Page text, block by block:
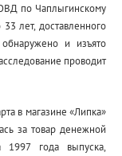
по Чаплыгинскому
лет, доставленного
и изъято
проводит
в магазине «Липка»
за товар денежной
1997 года выпуска,